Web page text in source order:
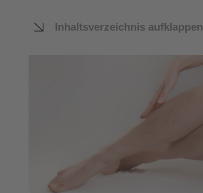
Inhaltsverzeichnis aufklappen